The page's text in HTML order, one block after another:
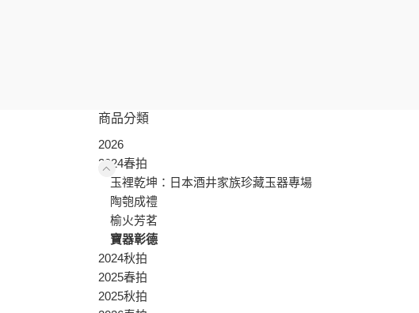
商品分類
2026
2024春拍
玉裡乾坤：日本酒井家族珍藏玉器專場
陶匏成禮
榆火芳茗
寶器彰德
2024秋拍
2025春拍
2025秋拍